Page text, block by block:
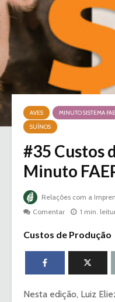
AVES MINUTO SISTEMA
SUÍNOS
#35 Custos
Minuto
Relações com a
Comentar
1 min.
Custos de Produção
Nesta edição, Luiz